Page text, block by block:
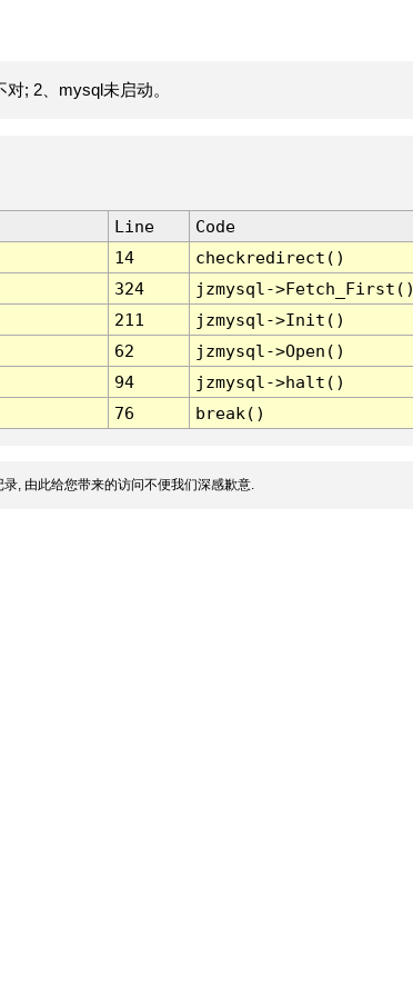
; 2、mysql未启动。
Line
Code
14
checkredirect()
324
jzmysql-
211
jzmysql->Init()
62
jzmysql->Open()
94
jzmysql->halt()
76 break()
, 由此给您带来的访问不便我们深感歉意.